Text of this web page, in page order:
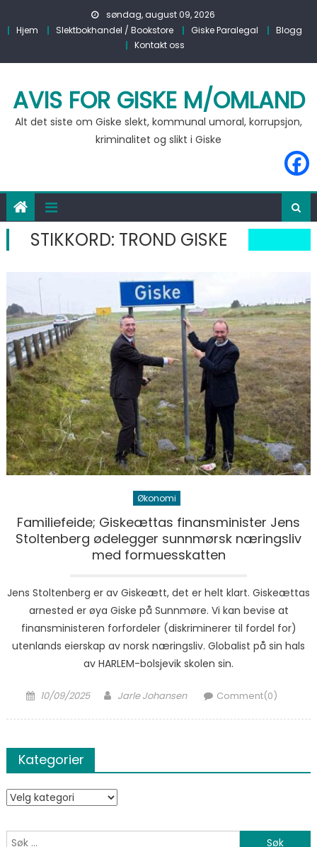
søndag, august 09, 2026
Hjem
Slektbokhandel / Bookstore Giske Paralegal
Blogg
Kontakt oss
AVIS FOR GISKE M/OMLAND
Alt det siste om Giske slekt, kommunal umoral, korrupsjon,
kriminalitet og slikt i Giske
STIKKORD: TROND GISKE
Økonomi
Familiefeide; Giskeættas finansminister Jens
Stoltenberg ødelegger sunnmørsk næringsliv
med formuesskatten
Jens Stoltenberg er av Giskeætt, det er helt klart. Giskeættas
arnested er øya Giske på Sunnmøre. Vi kan bevise at
finansministeren forfordeler (diskriminerer til fordel for)
utenlands eierskap av norsk næringsliv. Globalist på sin hals
av HARLEM-bolsjevik skolen sin.
Posted on
10/09/2025 Author
Jarle Johansen Comment(0)
Kategorier
Kategorier
Søk etter: